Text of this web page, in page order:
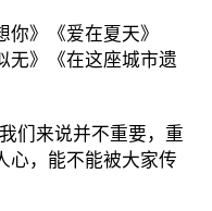
》《爱在夏天》
无》《在这座城市遗
们来说并不重要，重
心，能不能被大家传